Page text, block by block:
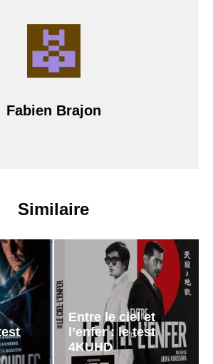
Fabien Brajon
Similaire
Entre le ciel et
l’enfer : le test
4KUHD